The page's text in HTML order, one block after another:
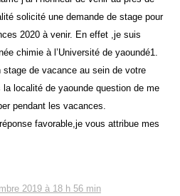
solicité une demande de stage pour
2020 à venir. En effet ,je suis
chimie à l’Université de yaoundé1.
stage de vacance au sein de votre
localité de yaounde question de me
pendant les vacances.
réponse favorable,je vous attribue mes
2019 à 18 h 56 min